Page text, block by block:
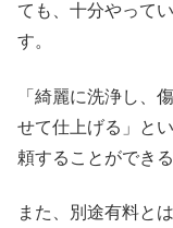
ても、十分やって
す。
「綺麗に洗浄し、
せて仕上げる」と
頼することができる
また、別途有料と